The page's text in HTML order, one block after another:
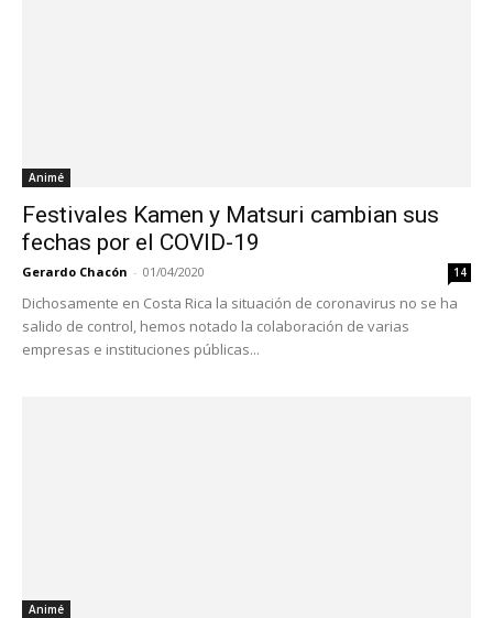
Animé
Festivales Kamen y Matsuri cambian sus
fechas por el COVID-19
Gerardo Chacón - 01/04/2020 14
Dichosamente en Costa Rica la situación de coronavirus no se ha
salido de control, hemos notado la colaboración de varias
empresas e instituciones públicas...
Animé